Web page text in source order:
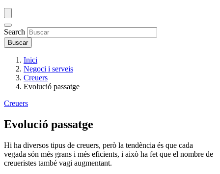
Search
Inici
Negoci i serveis
Creuers
Evolució passatge
Creuers
Evolució passatge
Hi ha diversos tipus de creuers, però la tendència és que cada
vegada són més grans i més eficients, i això ha fet que el nombre de
creueristes també vagi augmentant.